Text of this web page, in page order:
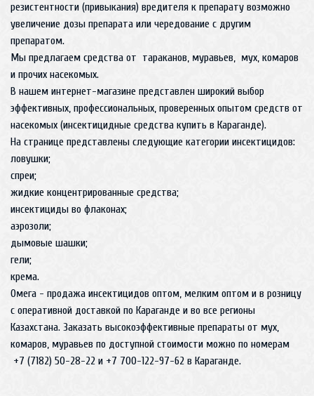
резистентности (привыкания) вредителя к препарату возможно
увеличение дозы препарата или чередование с другим
препаратом.
Мы предлагаем средства от тараканов, муравьев, мух, комаров
и прочих насекомых.
В нашем интернет-магазине представлен широкий выбор
эффективных, профессиональных, проверенных опытом средств от
насекомых (инсектицидные средства купить в Караганде).
На странице представлены следующие категории инсектицидов:
ловушки;
спреи;
жидкие концентрированные средства;
инсектициды во флаконах;
аэрозоли;
дымовые шашки;
гели;
крема.
Омега - продажа инсектицидов оптом, мелким оптом и в розницу
с оперативной доставкой по Караганде и во все регионы
Казахстана. Заказать высокоэффективные препараты от мух,
комаров, муравьев по доступной стоимости можно по номерам
+7 (7182) 50-28-22 и +7 700-122-97-62 в Караганде.